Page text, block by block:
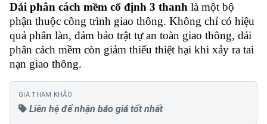
Dải phân cách mềm cố định 3 thanh là một bộ
phận thuộc công trình giao thông. Không chỉ có hiệu
quả phân làn, đảm bảo trật tự an toàn giao thông, dải
phân cách mềm còn giảm thiểu thiệt hại khi xảy ra tai
nạn giao thông.
GIÁ THAM KHẢO
Liên hệ để nhận báo giá tốt nhất